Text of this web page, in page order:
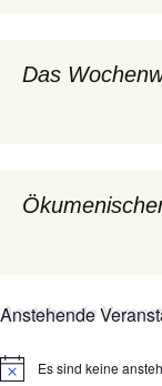
Das
Anstehende
HinweisEs sind keine